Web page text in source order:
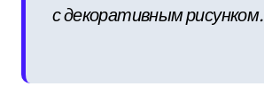
с декоративным рисунком.